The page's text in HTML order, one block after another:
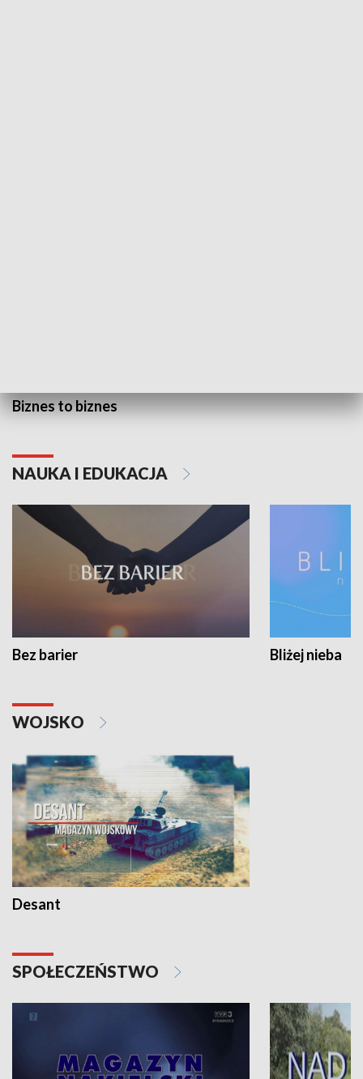
Biznes to biznes
NAUKA I EDUKACJA
Bez barier Bliżej nieba
WOJSKO
Desant
SPOŁECZEŃSTWO